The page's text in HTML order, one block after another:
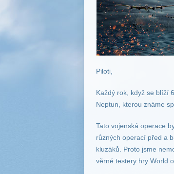
Piloti,
Každý rok, když se blíží
Neptun, kterou známe
Tato vojenská operace
různých operací před a
kluzáků. Proto jsme
věrné testery hry World